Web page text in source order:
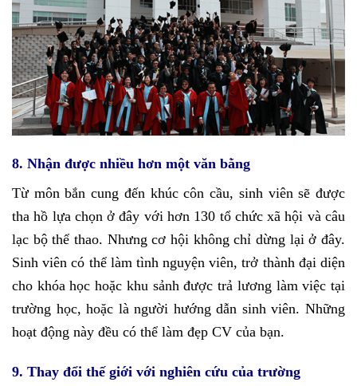
8. Nhận được nhiều hơn một văn bằng
Từ môn bắn cung đến khúc côn cầu, sinh viên sẽ được
tha hồ lựa chọn ở đây với hơn 130 tổ chức xã hội và câu
lạc bộ thể thao. Nhưng cơ hội không chỉ dừng lại ở đây.
Sinh viên có thể làm tình nguyện viên, trở thành đại diện
cho khóa học hoặc khu sảnh được trả lương làm việc tại
trường học, hoặc là người hướng dẫn sinh viên. Những
hoạt động này đều có thể làm đẹp CV của bạn.
9. Thay đổi thế giới với nghiên cứu của trường